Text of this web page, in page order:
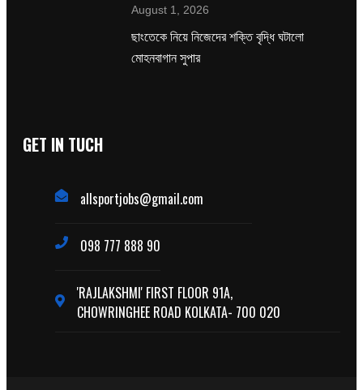
August 1, 2026
ছাংতেকে নিয়ে নিজেদের শক্তি বৃদ্ধি ঘটালো
মোহনবাগান সুপার
GET IN TUCH
allsportjobs@gmail.com
098 777 888 90
'RAJLAKSHMI' FIRST FLOOR 91A,
CHOWRINGHEE ROAD KOLKATA- 700 020